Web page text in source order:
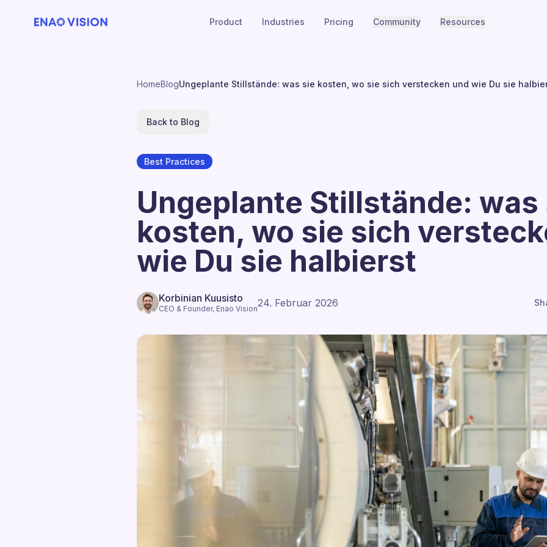
Product Industries Pricing Community Resources
HomeBlogUngeplante Stillstände: was sie kosten, wo sie sich verstecken und wie Du sie
Back to Blog
Best Practices
Ungeplante Stillstände: was
kosten, wo sie sich
wie Du sie halbierst
Korbinian Kuusisto
CEO & Founder, Enao Vision24. Februar 2026